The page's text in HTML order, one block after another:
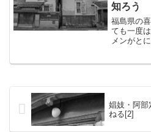
知ろう
福島県の
ても一度
メンがと
娼妓・阿部
ねる[2]